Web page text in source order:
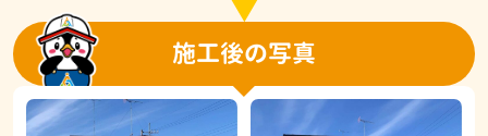
施工後の写真